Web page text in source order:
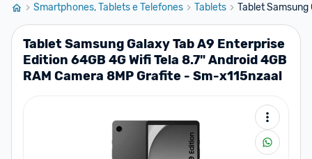
Smartphones, Tablets e Telefones Tablets Tablet Samsung
Tablet Samsung Galaxy Tab A9 Enterprise
Edition 64GB 4G Wifi Tela 8.7" Android 4GB
RAM Camera 8MP Grafite - Sm-x115nzaal